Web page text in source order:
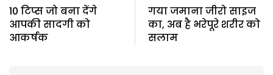
10 टिप्स जो बना देंगे
आपकी सादगी को
आकर्षक
गया जमाना जीरो साइज
का, अब है भरेपूरे शरीर को
सलाम